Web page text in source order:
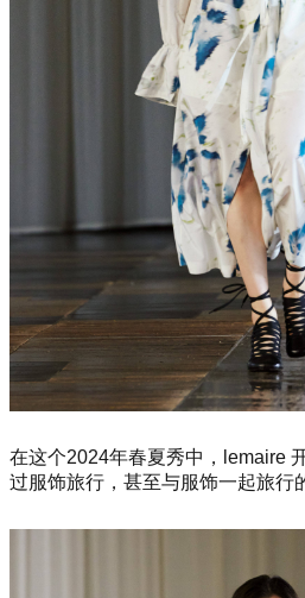
在这个2024年春夏秀中，lemaire
过服饰旅行，甚至与服饰一起旅行